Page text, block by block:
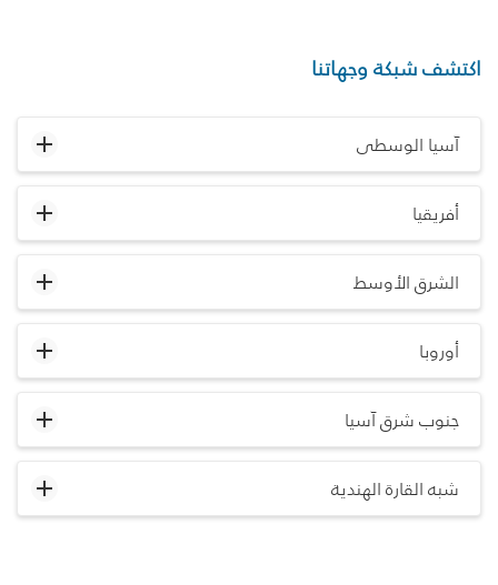
اكتشف شبكة وجهاتنا
آسيا الوسطى
أفريقيا
الشرق الأوسط
أوروبا
جنوب شرق آسيا
شبه القارة الهندية